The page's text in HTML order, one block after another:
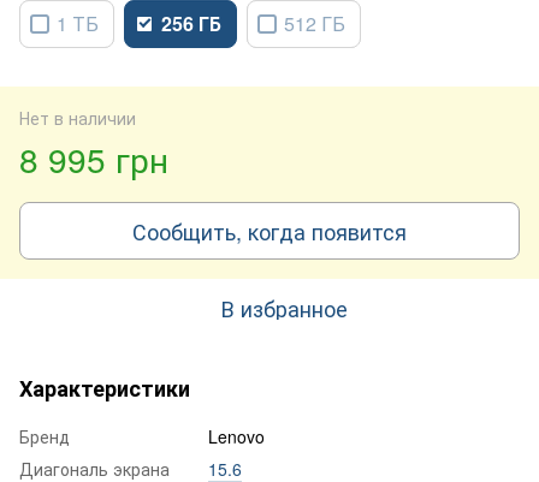
1 ТБ 256 ГБ 512 ГБ
Нет в наличии
8 995 грн
Сообщить, когда появится
В избранное
Характеристики
Бренд
Lenovo
Диагональ экрана
15.6